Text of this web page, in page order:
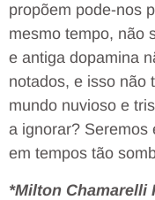
propõem pode-nos
mesmo tempo, não
e antiga dopamina
notados, e isso não
mundo nuvioso e
a ignorar? Seremos
em tempos tão
*Milton Chamarelli